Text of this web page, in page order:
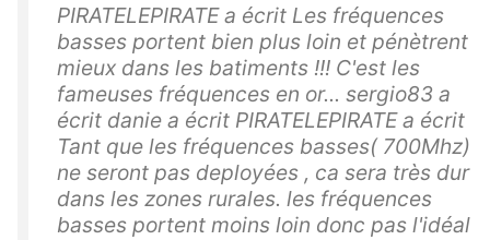
PIRATELEPIRATE a écrit Les fréquences
basses portent bien plus loin et pénètrent
mieux dans les batiments !!! C'est les
fameuses fréquences en or... sergio83 a
écrit danie a écrit PIRATELEPIRATE a écrit
Tant que les fréquences basses( 700Mhz)
ne seront pas deployées , ca sera très dur
dans les zones rurales. les fréquences
basses portent moins loin donc pas l'idéal